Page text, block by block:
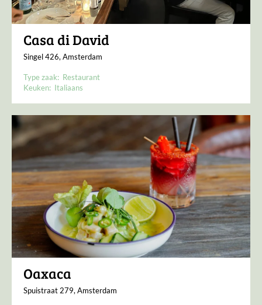
Casa di David
Singel 426, Amsterdam
Type zaak: Restaurant
Keuken: Italiaans
Oaxaca
Spuistraat 279, Amsterdam